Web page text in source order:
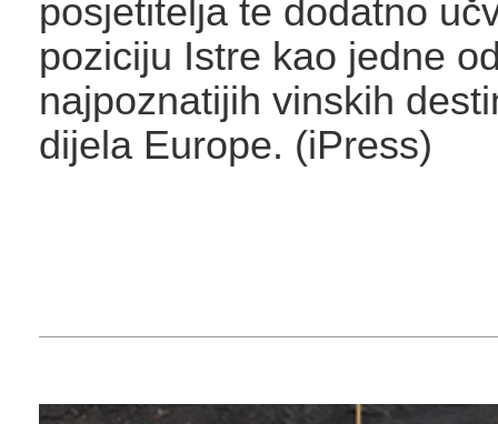
posjetitelja te dodatno
poziciju Istre kao jedne
najpoznatijih vinskih
dijela Europe. (iPress)